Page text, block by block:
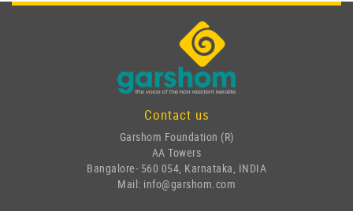
Contact us
Garshom Foundation (R)
AA Towers
Bangalore- 560 054, Karnataka, INDIA
Mail: info@garshom.com